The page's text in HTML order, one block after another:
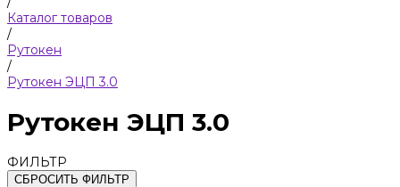
Каталог товаров
/
Рутокен
/
Рутокен ЭЦП 3.0
Рутокен ЭЦП 3.0
ФИЛЬТР
СБРОСИТЬ ФИЛЬТР